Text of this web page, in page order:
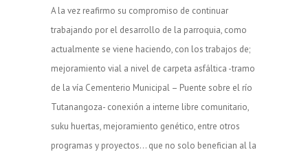
A la vez reafirmo su compromiso de continuar
trabajando por el desarrollo de la parroquia, como
actualmente se viene haciendo, con los trabajos de;
mejoramiento vial a nivel de carpeta asfáltica -tramo
de la vía Cementerio Municipal – Puente sobre el río
Tutanangoza- conexión a interne libre comunitario,
suku huertas, mejoramiento genético, entre otros
programas y proyectos… que no solo benefician al la